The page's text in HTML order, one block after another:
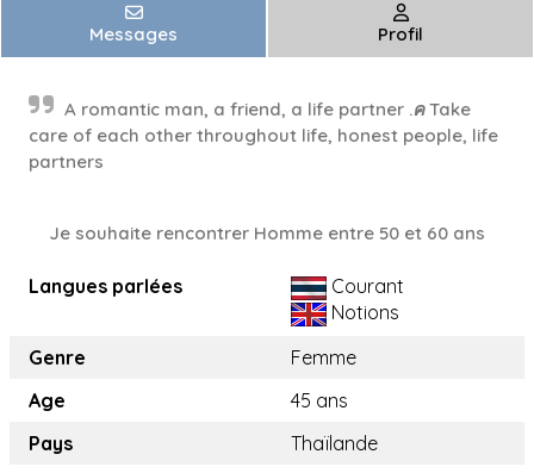
Messages Profil
A romantic man, a friend, a life partner .ค Take
care of each other throughout life, honest people, life
partners
Je souhaite rencontrer Homme entre 50 et 60 ans
Langues parlées
Courant
Notions
Genre
Femme
Age
45 ans
Pays
Thaïlande